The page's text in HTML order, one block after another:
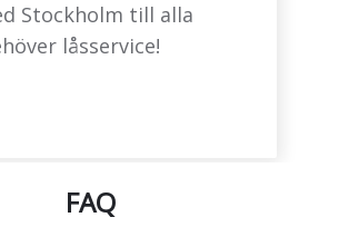
Stockholm till alla
låsservice!
FAQ